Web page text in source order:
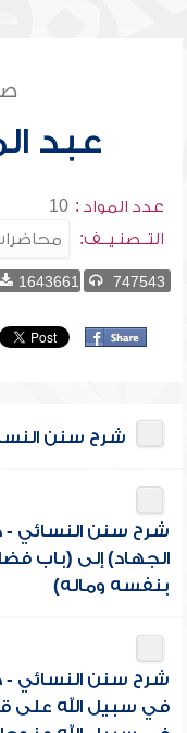
عبد
عدد المواد : 10
التــصنـيــف:
747543
1643661
شرح سنن
شرح سنن النسائي -
الجهاد) إلى (باب
بنفسه وماله)
شرح سنن النسائي
في سبيل الله على